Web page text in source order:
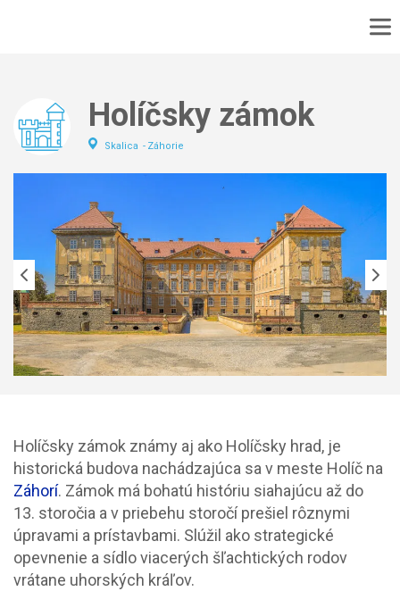
PODUJATIA
TURISTIKA
VÝLET
CYKLOTURISTIKA
KONTAKT
Holíčsky zámok
Skalica Záhorie
Holíčsky zámok známy aj ako Holíčsky hrad, je
historická budova nachádzajúca sa v meste Holíč na
Záhorí. Zámok má bohatú históriu siahajúcu až do
13. storočia a v priebehu storočí prešiel rôznymi
úpravami a prístavbami. Slúžil ako strategické
opevnenie a sídlo viacerých šľachtických rodov
vrátane uhorských kráľov.